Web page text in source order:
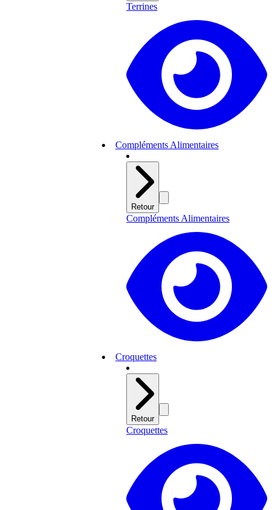
Terrines
Compléments Alimentaires
Retour
Compléments Alimentaires
Croquettes
Retour
Croquettes